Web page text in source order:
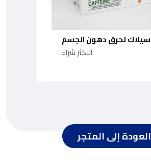
سيلاك لحرق دهون الجسم
الاكثر شراء
العودة إلى المتجر